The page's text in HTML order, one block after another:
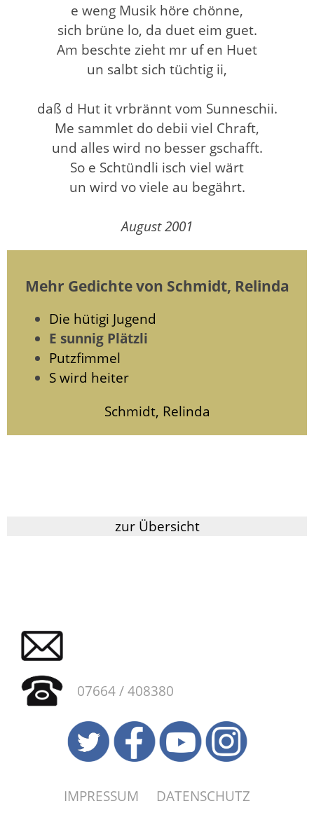
e weng Musik höre chönne,
sich brüne lo, da duet eim guet.
Am beschte zieht mr uf en Huet
un salbt sich tüchtig ii,
daß d Hut it vrbrännt vom Sunneschii.
Me sammlet do debii viel Chraft,
und alles wird no besser gschafft.
So e Schtündli isch viel wärt
un wird vo viele au begährt.
August 2001
Mehr Gedichte von Schmidt, Relinda
Die hütigi Jugend
E sunnig Plätzli
Putzfimmel
S wird heiter
Schmidt, Relinda
zur Übersicht
07664 / 408380
IMPRESSUM DATENSCHUTZ